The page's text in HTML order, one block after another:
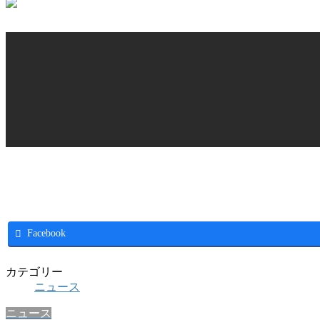
Facebook
カテゴリー
ニュース
ニュース